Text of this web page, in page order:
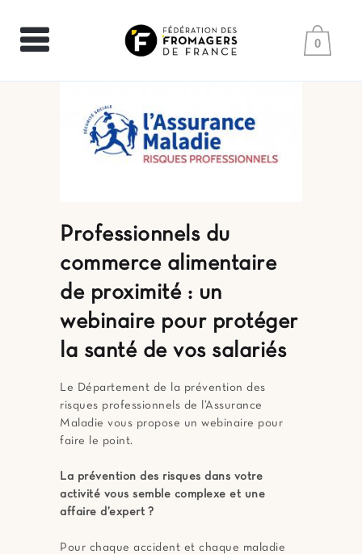
0
Professionnels du
commerce alimentaire
de proximité : un
webinaire pour protéger
la santé de vos salariés
Le Département de la prévention des
risques professionnels de l’Assurance
Maladie vous propose un webinaire pour
faire le point.
La prévention des risques dans votre
activité vous semble complexe et une
affaire d’expert ?
Pour chaque accident et chaque maladie